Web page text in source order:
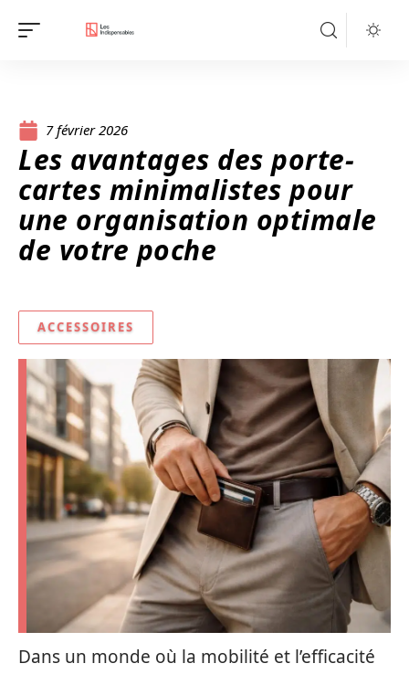
7 février 2026
Les avantages des porte-
cartes minimalistes pour
une organisation optimale
de votre poche
ACCESSOIRES
Dans un monde où la mobilité et l’efficacité